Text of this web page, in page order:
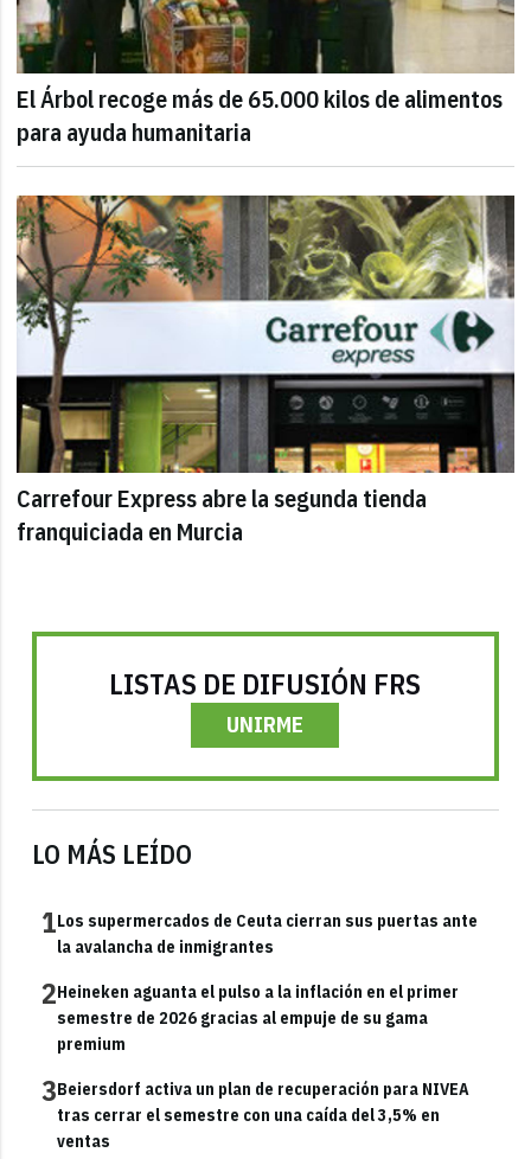
El Árbol recoge más de 65.000 kilos de alimentos
para ayuda humanitaria
Carrefour Express abre la segunda tienda
franquiciada en Murcia
LISTAS DE DIFUSIÓN FRS
UNIRME
LO MÁS LEÍDO
1Los supermercados de Ceuta cierran sus puertas ante
la avalancha de inmigrantes
2Heineken aguanta el pulso a la inflación en el primer
semestre de 2026 gracias al empuje de su gama
premium
3Beiersdorf activa un plan de recuperación para NIVEA
tras cerrar el semestre con una caída del 3,5% en
ventas